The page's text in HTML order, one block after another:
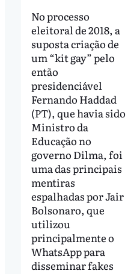
No processo
eleitoral de 2018, a
suposta criação de
um “kit gay” pelo
então
presidenciável
Fernando Haddad
(PT), que havia sido
Ministro da
Educação no
governo Dilma, foi
uma das principais
mentiras
espalhadas por Jair
Bolsonaro, que
utilizou
principalmente o
WhatsApp para
disseminar fakes